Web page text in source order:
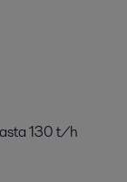
130 t/h